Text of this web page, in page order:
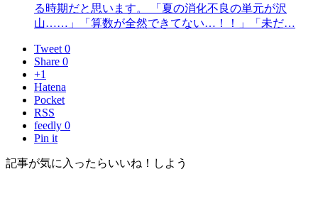
る時期だと思います。 「夏の消化不良の単元が沢
山……」「算数が全然できてない…！！」「未だ…
Tweet 0
Share 0
+1
Hatena
Pocket
RSS
feedly 0
Pin it
記事が気に入ったらいいね！しよう